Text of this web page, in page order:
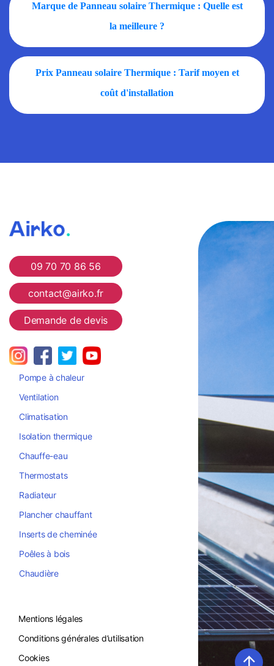
Marque de Panneau solaire Thermique : Quelle est
la meilleure ?
Prix Panneau solaire Thermique : Tarif moyen et
coût d'installation
Airko09 70 70 86 56
contact@airko.fr
Demande de devis
Pompe à chaleur
Ventilation
Climatisation
Isolation thermique
Chauffe-eau
Thermostats
Radiateur
Plancher chauffant
Inserts de cheminée
Poêles à bois
Chaudière
Mentions légales
Conditions générales d’utilisation
Cookies